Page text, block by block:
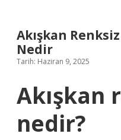
Akışkan
Nedir
Tarih: Haziran 9, 2025
Akışkan
nedir?